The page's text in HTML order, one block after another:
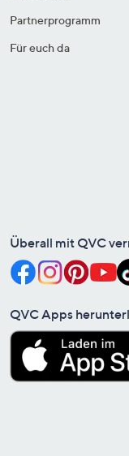
Partnerprogramm
Für euch da
Überall mit QVC
QVC Apps